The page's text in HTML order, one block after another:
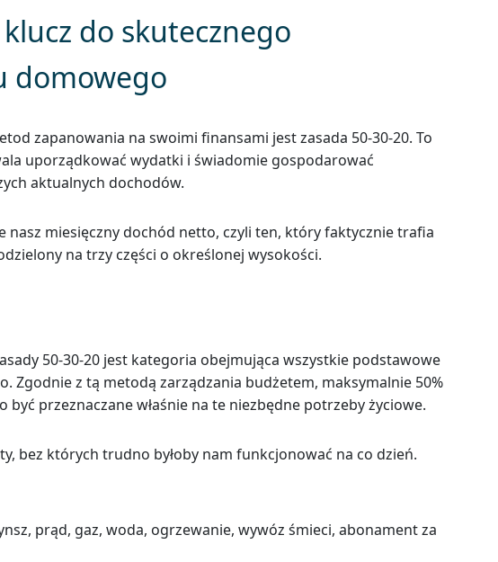
do skutecznego
domowego
zapanowania na swoimi finansami jest zasada 50-30-20. To
uporządkować wydatki i świadomie gospodarować
aktualnych dochodów.
nasz miesięczny dochód netto, czyli ten, który faktycznie trafia
na trzy części o określonej wysokości.
50-30-20 jest kategoria obejmująca wszystkie podstawowe
Zgodnie z tą metodą zarządzania budżetem, maksymalnie 50%
przeznaczane właśnie na te niezbędne potrzeby życiowe.
bez których trudno byłoby nam funkcjonować na co dzień.
prąd, gaz, woda, ogrzewanie, wywóz śmieci, abonament za